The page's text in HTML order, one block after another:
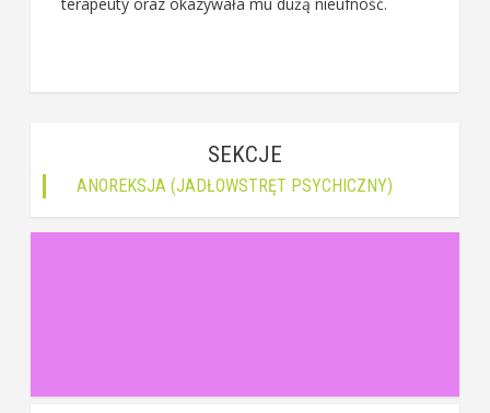
SEKCJE
ANOREKSJA (JADŁOWSTRĘT PSYCHICZNY)